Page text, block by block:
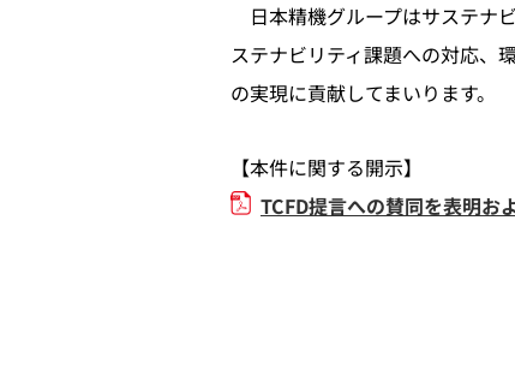
日本精機グループはサステナ
ステナビリティ課題への対応、
の実現に貢献してまいります。
【本件に関する開示】
TCFD提言への賛同を表明お